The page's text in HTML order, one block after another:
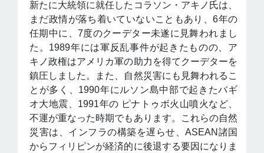
新たに大統領に就任したコラソン・アキノ氏は、
まだ政情が落ち着いていないこともあり、6年の
任期中に、7度のクーデター未遂に見舞われまし
た。1989年には軍反乱事件が起きたものの、ア
キノ政権はアメリカ軍の助力を得てクーデターを
鎮圧しました。また、自然災害にも見舞われるこ
とが多く、1990年にルソン島中部で起きたバギ
オ大地震、1991年の ピナトゥボ火山噴火など、
不運が重なった時期でもあります。これらの自然
災害は、インフラの構築を遅らせ、ASEAN諸国
からフィリピンが経済的に後退する要因になりま